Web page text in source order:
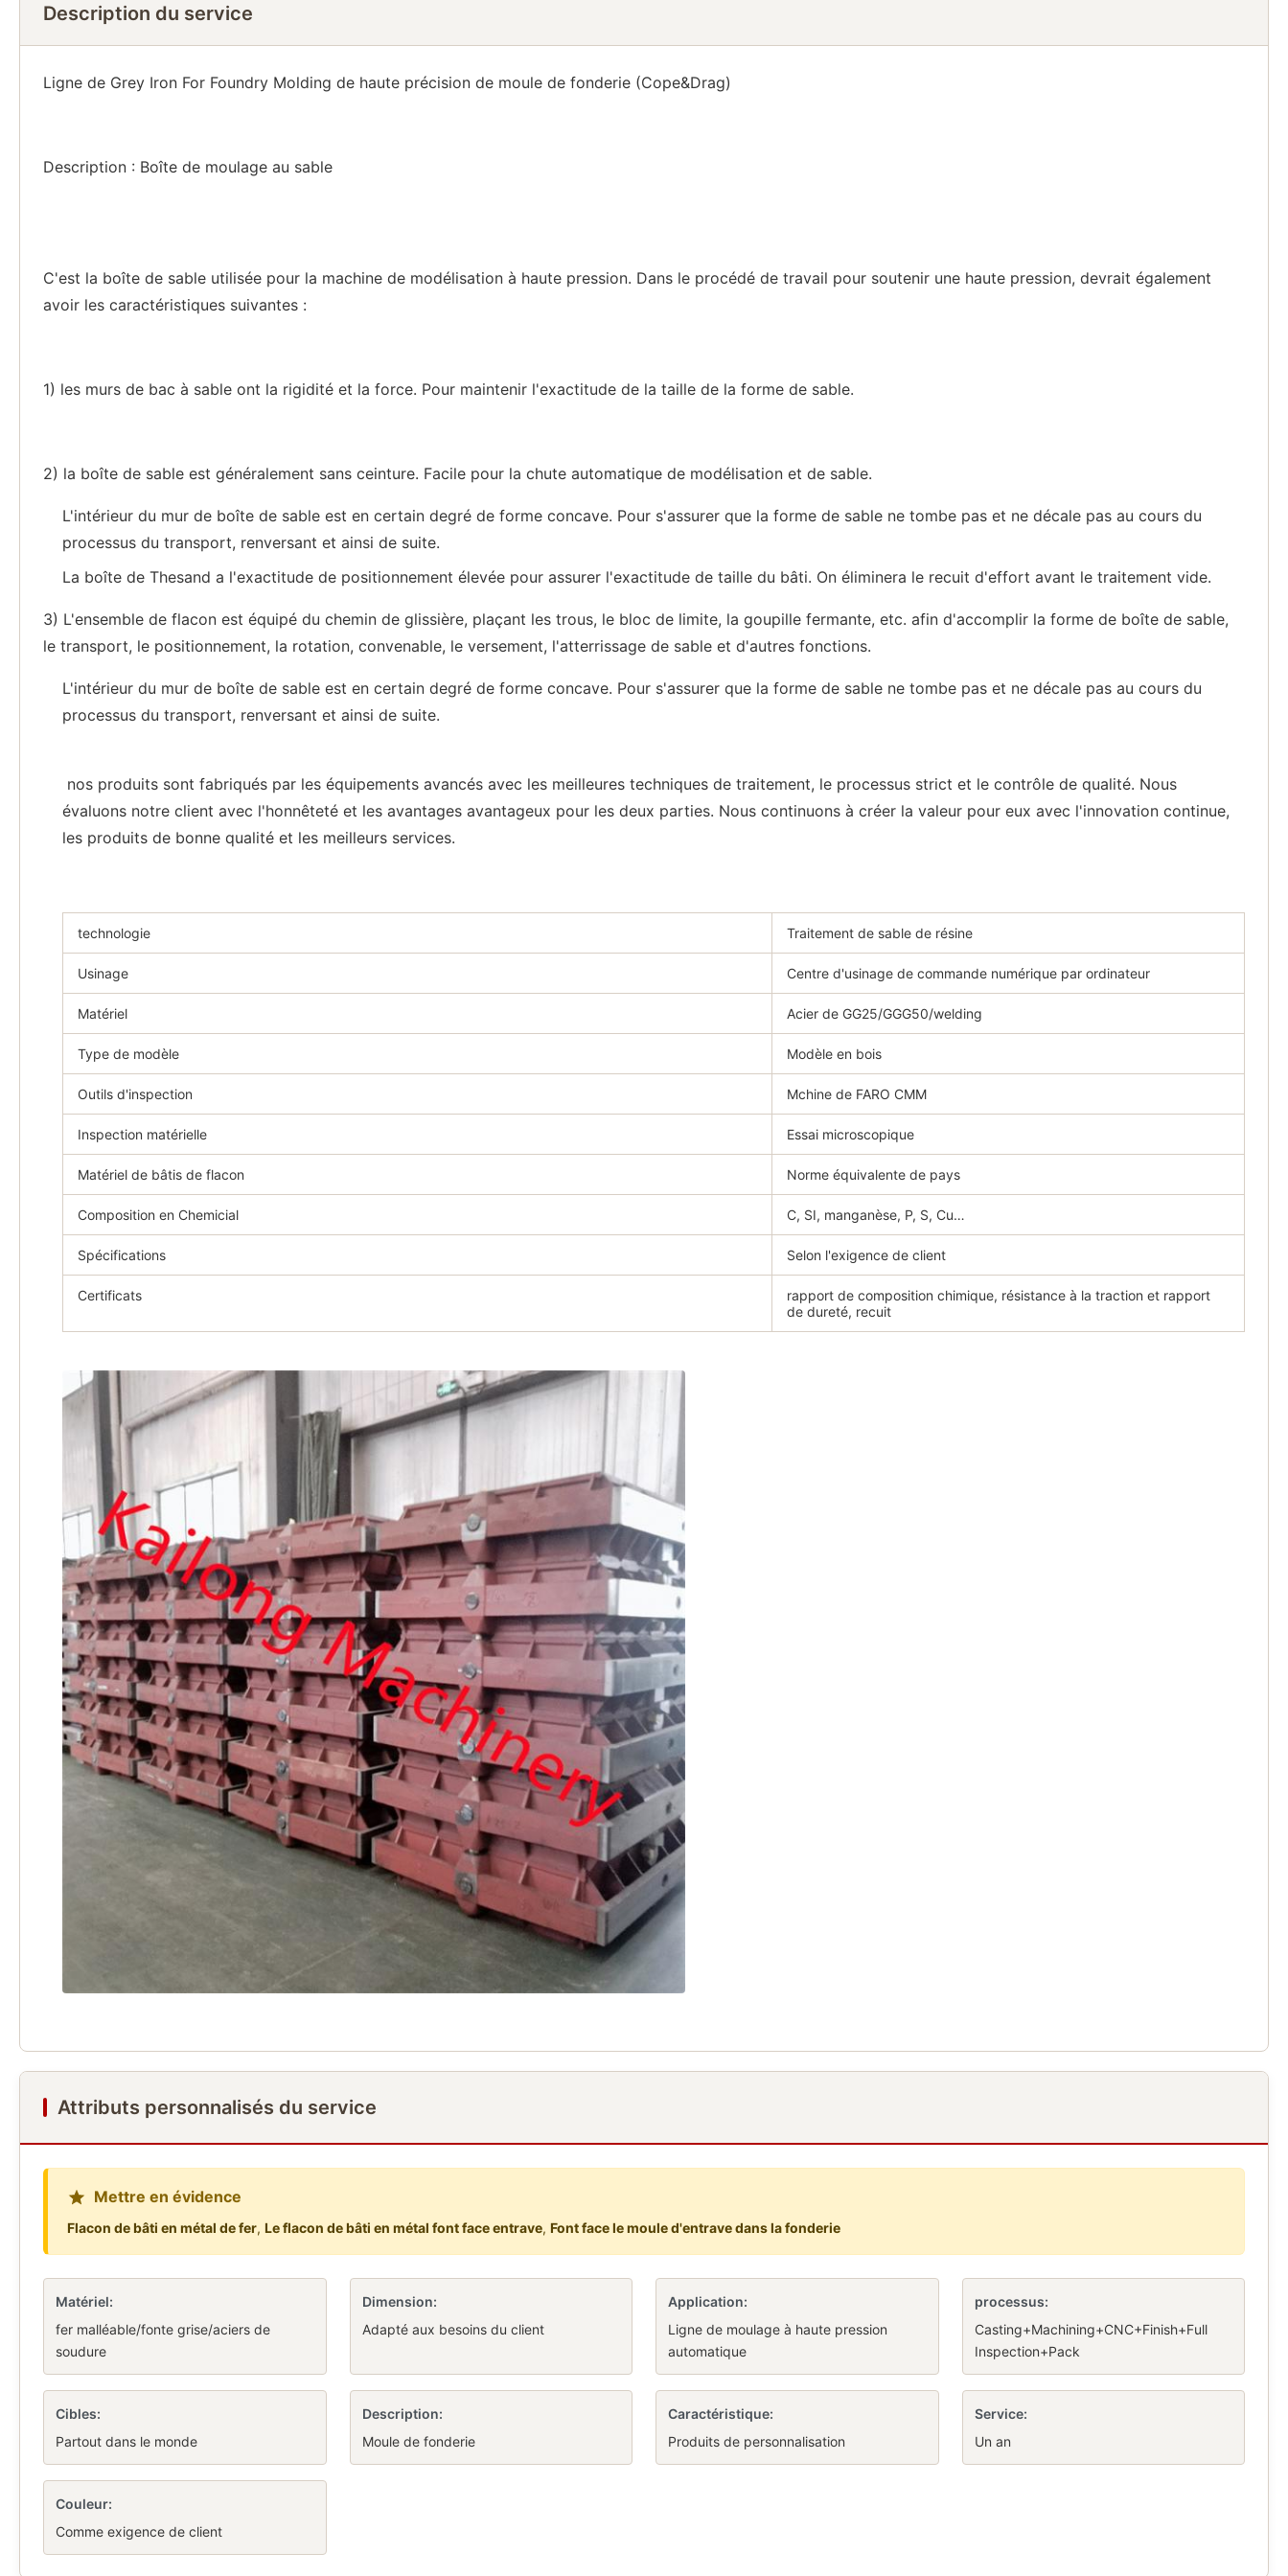
Description du service
Ligne de Grey Iron For Foundry Molding de haute précision de moule de fonderie (Cope&Drag)
Description : Boîte de moulage au sable
C'est la boîte de sable utilisée pour la machine de modélisation à haute pression. Dans le procédé de travail pour soutenir une haute pression, devrait également
avoir les caractéristiques suivantes :
1) les murs de bac à sable ont la rigidité et la force. Pour maintenir l'exactitude de la taille de la forme de sable.
2) la boîte de sable est généralement sans ceinture. Facile pour la chute automatique de modélisation et de sable.
L'intérieur du mur de boîte de sable est en certain degré de forme concave. Pour s'assurer que la forme de sable ne tombe pas et ne décale pas au cours du
processus du transport, renversant et ainsi de suite.
La boîte de Thesand a l'exactitude de positionnement élevée pour assurer l'exactitude de taille du bâti. On éliminera le recuit d'effort avant le traitement vide.
3) L'ensemble de flacon est équipé du chemin de glissière, plaçant les trous, le bloc de limite, la goupille fermante, etc. afin d'accomplir la forme de boîte de sable,
le transport, le positionnement, la rotation, convenable, le versement, l'atterrissage de sable et d'autres fonctions.
L'intérieur du mur de boîte de sable est en certain degré de forme concave. Pour s'assurer que la forme de sable ne tombe pas et ne décale pas au cours du
processus du transport, renversant et ainsi de suite.
nos produits sont fabriqués par les équipements avancés avec les meilleures techniques de traitement, le processus strict et le contrôle de qualité. Nous
évaluons notre client avec l'honnêteté et les avantages avantageux pour les deux parties. Nous continuons à créer la valeur pour eux avec l'innovation continue,
les produits de bonne qualité et les meilleurs services.
technologie Traitement de sable de résine
Usinage Centre d'usinage de commande numérique par ordinateur
Matériel Acier de GG25/GGG50/welding
Type de modèle Modèle en bois
Outils d'inspection Mchine de FARO CMM
Inspection matérielle Essai microscopique
Matériel de bâtis de flacon Norme équivalente de pays
Composition en Chemicial C, SI, manganèse, P, S, Cu…
Spécifications Selon l'exigence de client
Certificats
rapport de composition chimique, résistance à la traction et rapport
de dureté, recuit
Attributs personnalisés du service
Mettre en évidence
Flacon de bâti en métal de fer, Le flacon de bâti en métal font face entrave, Font face le moule d'entrave dans la fonderie
Matériel:
fer malléable/fonte grise/aciers de
soudure
Dimension:
Adapté aux besoins du client
Application:
Ligne de moulage à haute pression
automatique
processus:
Casting+Machining+CNC+Finish+Full
Inspection+Pack
Cibles:
Partout dans le monde
Description:
Moule de fonderie
Caractéristique:
Produits de personnalisation
Service:
Un an
Couleur:
Comme exigence de client